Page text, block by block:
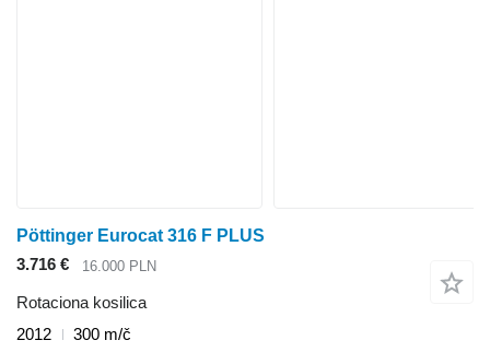
Pöttinger Eurocat 316 F PLUS
3.716 €
16.000 PLN
Rotaciona kosilica
2012
300 m/č